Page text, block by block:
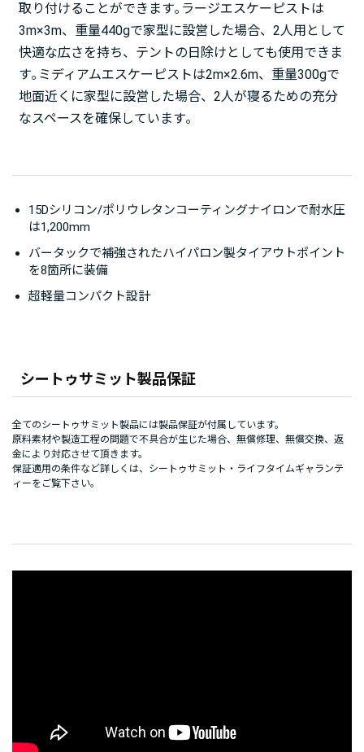
取り付けることができます｡ラージエスケーピストは
3m×3m、重量440gで家型に設営した場合、2人用として
快適な広さを持ち、テントの日除けとしても使用できま
す｡ミディアムエスケーピストは2m×2.6m、重量300gで
地面近くに家型に設営した場合、2人が寝るための充分
なスペースを確保しています｡
シートゥサミット製品保証
全てのシートゥサミット製品には製品保証が付属しています。
原料素材や製造工程の問題で不具合が生じた場合、無償修理、無償交換、返
金により対応させて頂きます。
保証適用の条件など詳しくは、 シートゥサミット・ライフタイムギャランテ
ィーをご覧下さい。
15Dシリコン/ポリウレタンコーティングナイロンで耐水圧
は1,200mm
バータックで補強されたハイパロン製タイアウトポイント
を8箇所に装備
超軽量コンパクト設計